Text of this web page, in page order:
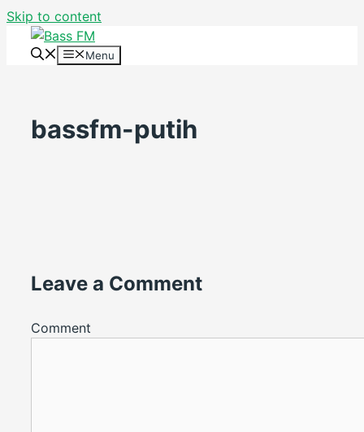
Skip to content
Menu
bassfm-putih
Leave a Comment
Comment